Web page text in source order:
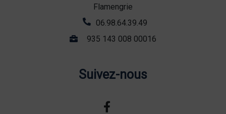
Flamengrie
06.98.64.39.49
935 143 008 00016
Suivez-nous